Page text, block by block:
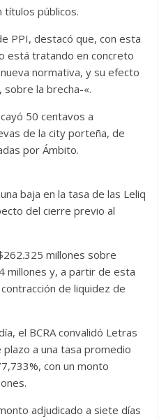
títulos públicos.
PPI, destacó que, con esta
está tratando en concreto
normativa, y su efecto
sobre la brecha-«.
50 centavos a
de la city porteña, de
por Ámbito.
baja en la tasa de las Leliq
del cierre previo al
millones sobre
millones y, a partir de esta
de liquidez de
el BCRA convalidó Letras
a una tasa promedio
con un monto
adjudicado a siete días